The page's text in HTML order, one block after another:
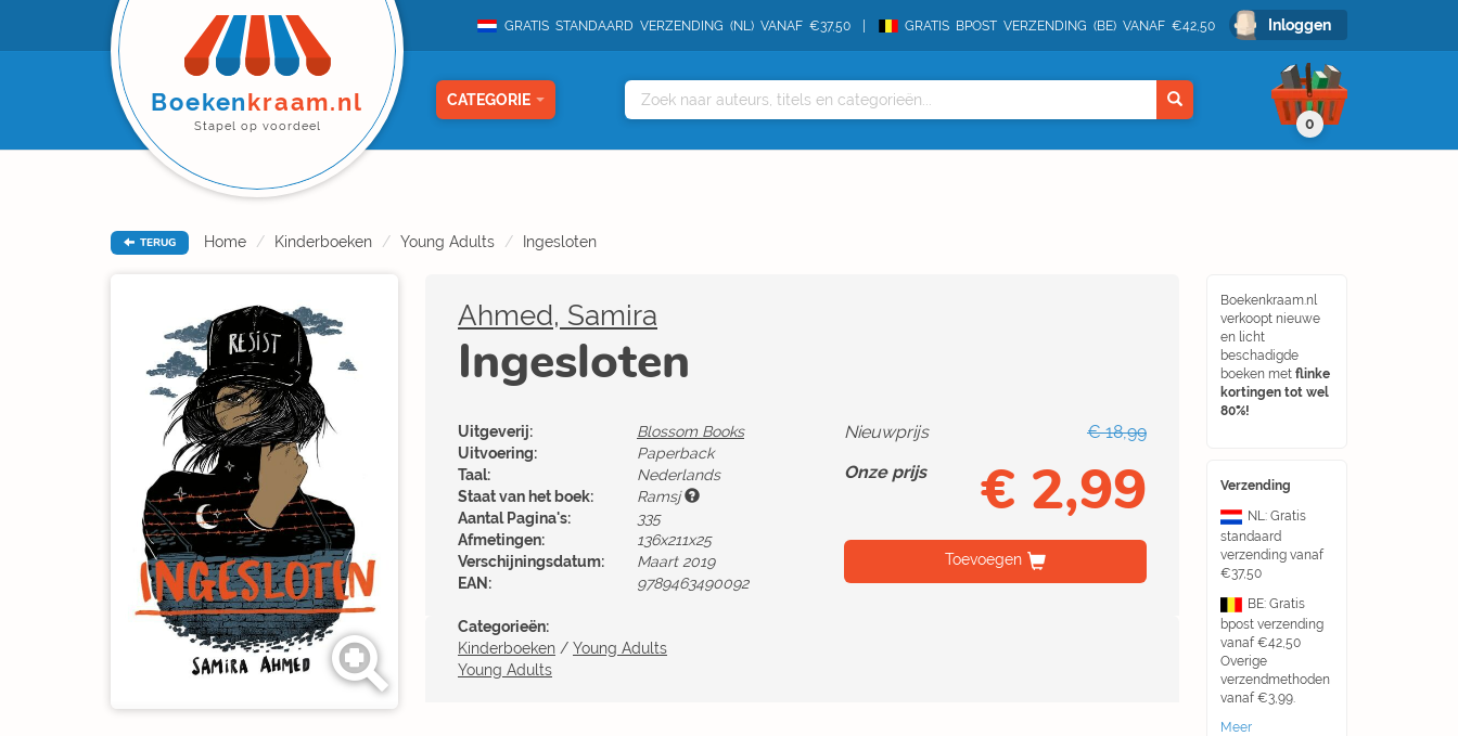
GRATIS STANDAARD VERZENDING (NL) VANAF €37,50 GRATIS BPOST VERZENDING (BE) VANAF €42,50 Inloggen
Boekenkraam.nl
Stapel op voordeel
CATEGORIE
0
TERUG Home Kinderboeken Young Adults Ingesloten
Boekenkraam.nl
verkoopt nieuwe
en licht
beschadigde
boeken met flinke
kortingen tot wel
80%!
Verzending
NL: Gratis
standaard
verzending vanaf
€37,50
BE: Gratis
bpost verzending
vanaf €42,50
Overige
verzendmethoden
vanaf €3,99.
Meer
Ahmed, Samira
Ingesloten
Uitgeverij:
Blossom Books
Uitvoering:
Paperback
Taal:
Nederlands
Staat van het boek:
Ramsj
Aantal Pagina's:
335
Afmetingen:
136x211x25
Verschijningsdatum:
Maart 2019
EAN:
9789463490092
Nieuwprijs
€ 18,99
Onze prijs
€ 2,99
Toevoegen
Categorieën:
Kinderboeken / Young Adults
Young Adults